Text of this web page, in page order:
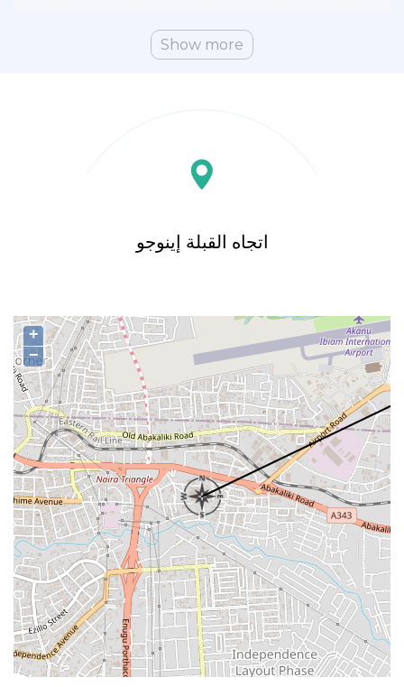
Show more
اتجاه القبلة إينوجو
+
−